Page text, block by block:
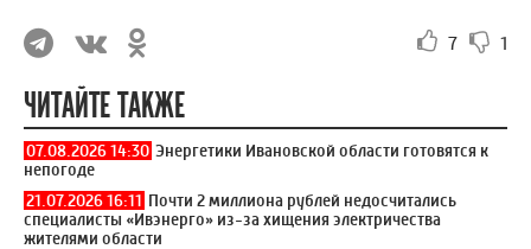
7 1
ЧИТАЙТЕ ТАКЖЕ
07.08.2026 14:30 Энергетики Ивановской области готовятся к
непогоде
21.07.2026 16:11 Почти 2 миллиона рублей недосчитались
специалисты «Ивэнерго» из-за хищения электричества
жителями области